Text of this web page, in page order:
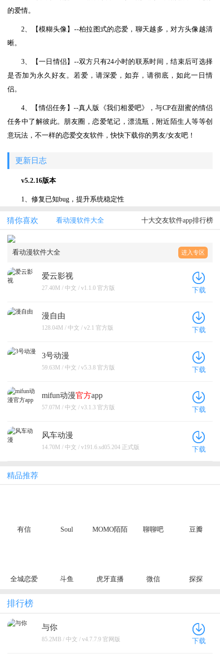
的爱情。
2、【模糊头像】--柏拉图式的恋爱，聊天越多，对方头像越清
晰。
3、【一日情侣】--双方只有24小时的联系时间，结束后可选择
是否加为永久好友。若爱，请深爱，如弃，请彻底，如此一日情
侣。
4、【情侣任务】--真人版《我们相爱吧》，与CP在甜蜜的情侣
任务中了解彼此。朋友圈，恋爱笔记，漂流瓶，附近陌生人等等创
意玩法，不一样的恋爱交友软件，快快下载你的男友/女友吧！
更新日志
v5.2.16版本
1、修复已知bug，提升系统稳定性
猜你喜欢 看动漫软件大全 十大交友软件app排行榜
看动漫软件大全 进入专区
爱云影视
27.40M / 中文 / v1.1.0 官方版 下载
漫自由
128.04M / 中文 / v2.1 官方版 下载
3号动漫
59.63M / 中文 / v5.3.8 官方版 下载
mifun动漫官方app
57.07M / 中文 / v3.1.3 官方版 下载
风车动漫
14.70M / 中文 / v191.6.sd05.204 正式版 下载
精品推荐
有信 Soul MOMO陌陌 聊聊吧 豆瓣
全城恋爱 斗鱼 虎牙直播 微信 探探
排行榜
与你
85.2MB / 中文 / v4.7.7.9 官网版 下载